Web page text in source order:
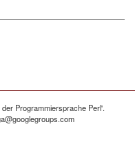
Programmiersprache Perl'.